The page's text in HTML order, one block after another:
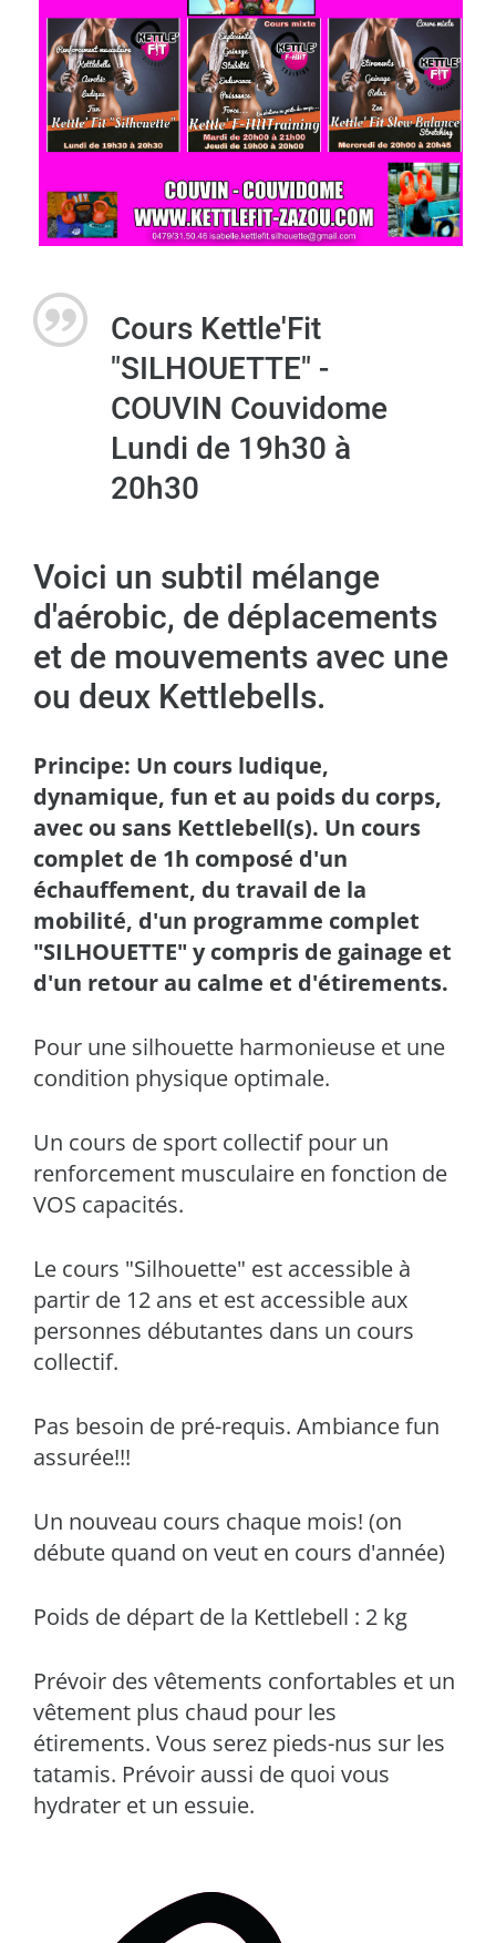
Cours Kettle'Fit
"SILHOUETTE" -
COUVIN Couvidome
Lundi de 19h30 à
20h30
Voici un subtil mélange
d'aérobic, de déplacements
et de mouvements avec une
ou deux Kettlebells.
Principe: Un cours ludique,
dynamique, fun et au poids du corps,
avec ou sans Kettlebell(s). Un cours
complet de 1h composé d'un
échauffement, du travail de la
mobilité, d'un programme complet
"SILHOUETTE" y compris de gainage et
d'un retour au calme et d'étirements.
Pour une silhouette harmonieuse et une
condition physique optimale.
Un cours de sport collectif pour un
renforcement musculaire en fonction de
VOS capacités.
Le cours "Silhouette" est accessible à
partir de 12 ans et est accessible aux
personnes débutantes dans un cours
collectif.
Pas besoin de pré-requis. Ambiance fun
assurée!!!
Un nouveau cours chaque mois! (on
débute quand on veut en cours d'année)
Poids de départ de la Kettlebell : 2 kg
Prévoir des vêtements confortables et un
vêtement plus chaud pour les
étirements. Vous serez pieds-nus sur les
tatamis. Prévoir aussi de quoi vous
hydrater et un essuie.